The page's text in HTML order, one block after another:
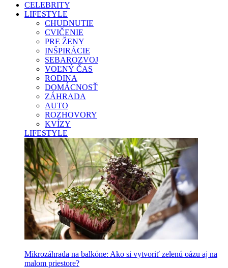
CELEBRITY
LIFESTYLE
CHUDNUTIE
CVIČENIE
PRE ŽENY
INŠPIRÁCIE
SEBAROZVOJ
VOĽNÝ ČAS
RODINA
DOMÁCNOSŤ
ZÁHRADA
AUTO
ROZHOVORY
KVÍZY
LIFESTYLE
Mikrozáhrada na balkóne: Ako si vytvoriť zelenú oázu aj na
malom priestore?